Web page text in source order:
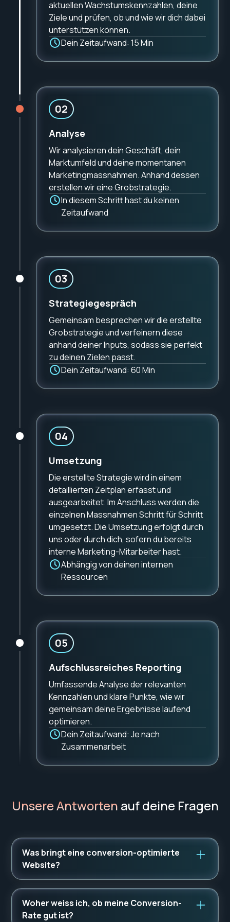
Technische Optimierungen für kürzere
Ladezeiten
Klare und intuitive Navigation, die Besucher
schnell zum Ziel bringt
Integration von Feedback- und
Regelmässige Usability-Tests und
Feedback-Analysen zur Identifizierung von
Optimierungspotenzialen
Mit diesen Massnahmen schaffst du eine
Website, die Vertrauen aufbaut, Kunden
begeistert und für nachhaltige Beziehungen
sorgt – ein entscheidender Faktor für
langfristigen Erfolg.
Erfassung der Bedürfnisse und Vorlieben
deiner Zielgruppe
Visuelle Identität wie Gestaltung von Logos,
Farbpaletten und Typografie
Abstimmung mit Social Media Kanälen
Wiedererkennungswert
aktuellen Wachstumskennzahlen, deine
Ziele und prüfen, ob und wie wir dich dabei
unterstützen können.
Dein Zeitaufwand: 15 Min
Analyse
02
Wir analysieren dein Geschäft, dein
Marktumfeld und deine momentanen
Marketingmassnahmen. Anhand dessen
erstellen wir eine Grobstrategie.
In diesem Schritt hast du keinen
Zeitaufwand
Strategiegespräch
03
Gemeinsam besprechen wir die erstellte
Grobstrategie und verfeinern diese
anhand deiner Inputs, sodass sie perfekt
zu deinen Zielen passt.
Dein Zeitaufwand: 60 Min
Umsetzung
04
Die erstellte Strategie wird in einem
detaillierten Zeitplan erfasst und
ausgearbeitet. Im Anschluss werden die
einzelnen Massnahmen Schritt für Schritt
umgesetzt. Die Umsetzung erfolgt durch
uns oder durch dich, sofern du bereits
interne Marketing-Mitarbeiter hast.
Abhängig von deinen internen
Ressourcen
Aufschlussreiches Reporting
05
Umfassende Analyse der relevanten
Kennzahlen und klare Punkte, wie wir
gemeinsam deine Ergebnisse laufend
optimieren.
Dein Zeitaufwand: Je nach
Zusammenarbeit
Unsere Antworten auf deine Fragen
Was bringt eine conversion-optimierte
Website?
Eine conversion-optimierte Website sorgt dafür,
dass du mehr Anfragen erhältst, ohne
zusätzliches Geld in Anzeigen oder Werbung
Woher weiss ich, ob meine Conversion-
Rate gut ist?